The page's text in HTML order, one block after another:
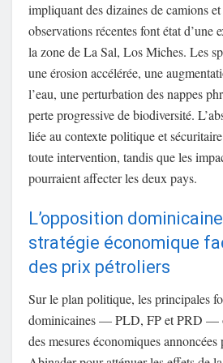
impliquant des dizaines de camions
observations récentes font état d’une
la zone de La Sal, Los Miches. Les
une érosion accélérée, une
l’eau, une perturbation des nappes
perte progressive de biodiversité.
liée au contexte politique et
toute intervention, tandis que les
pourraient affecter les deux pays.
L’opposition
stratégie économique
des prix pétroliers
Sur le plan politique, les principales
dominicaines — PLD, FP et PRD —
des mesures économiques